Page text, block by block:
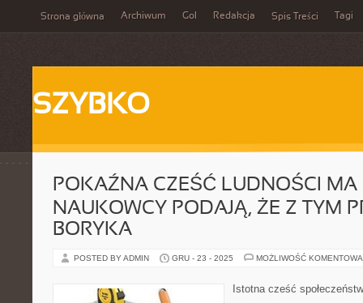
Strona główna Archiwum Gol Redakcja Spis Treści Tagi
SZYBKO
POKAŹNA CZEŚĆ LUDNOŚCI MA
NAUKOWCY PODAJĄ, ŻE Z TYM
BORYKA
POSTED BY ADMIN GRU - 23 - 2025 MOŻLIWOŚĆ
Istotna cześć